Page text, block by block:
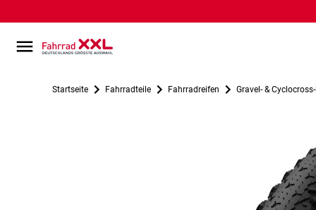
Startseite Fahrradteile Fahrradreifen Gravel- &